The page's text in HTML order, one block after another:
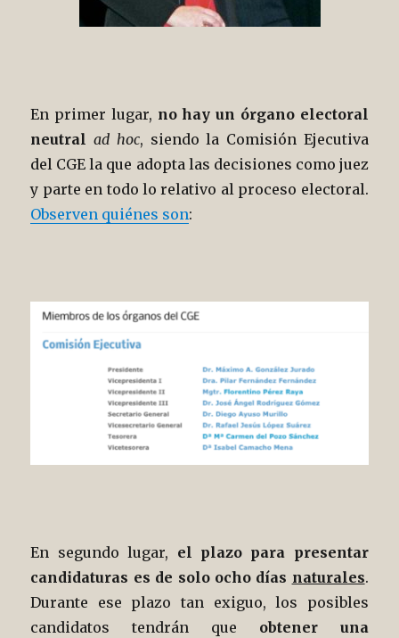
En primer lugar, no hay un órgano electoral
neutralad hoc, siendo la Comisión Ejecutiva
del CGE la que adopta las decisiones como juez
y parte en todo lo relativo al proceso electoral.
Observen quiénes son:
En segundo lugar, el plazo para presentar
candidaturas es de solo ocho días naturales.
Durante ese plazo tan exiguo, los posibles
candidatos tendrán que obtener una